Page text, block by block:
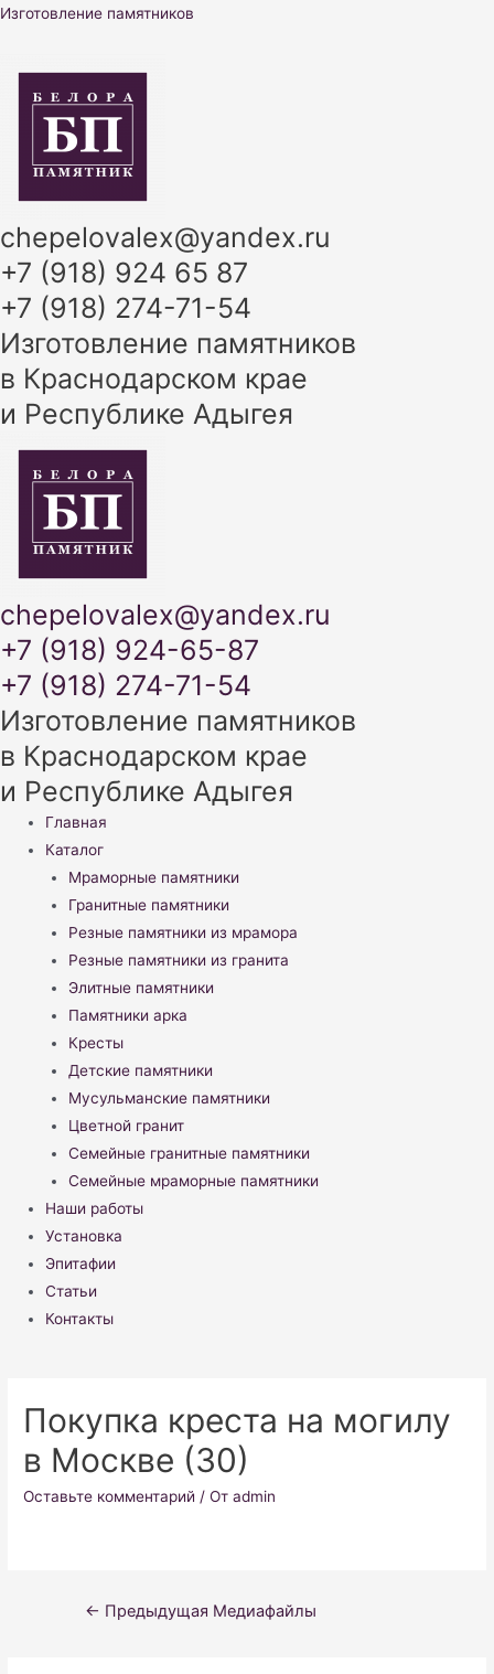
Перейти
Изготовление памятников
chepelovalex@yandex.ru
+7 (918) 924 65 87
+7 (918) 274-71-54
Изготовление памятников
в Краснодарском крае
и Республике Адыгея
chepelovalex@yandex.ru
+7 (918) 924-65-87
+7 (918) 274-71-54
Изготовление памятников
в Краснодарском крае
и Республике Адыгея
Меню
Главная
Каталог
Мраморные памятники
Гранитные памятники
Резные памятники из мрамора
Резные памятники из гранита
Элитные памятники
Памятники арка
Кресты
Детские памятники
Мусульманские памятники
Цветной гранит
Семейные гранитные памятники
Семейные мраморные памятники
Наши работы
Установка
Эпитафии
Статьи
Контакты
Покупка креста на могилу
в Москве (30)
Оставьте комментарий / От admin
Навигация
← Предыдущая Медиафайлы